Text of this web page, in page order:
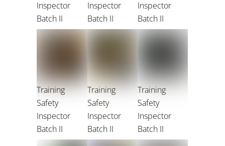
Inspector
Batch II
Inspector
Batch II
Inspector
Batch II
Training
Safety
Inspector
Batch II
Training
Safety
Inspector
Batch II
Training
Safety
Inspector
Batch II